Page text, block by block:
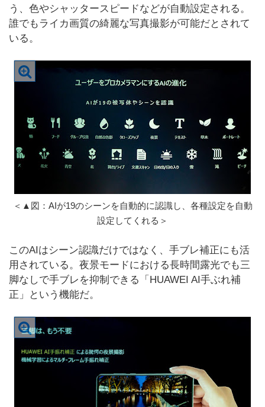
う、色やシャッタースピードなどが自動設定される。
誰でもライカ画質の綺麗な写真撮影が可能だとされて
いる。
＜▲図：AIが19のシーンを自動的に認識し、各種設定を自動
設定してくれる＞
このAIはシーン認識だけではなく、手ブレ補正にも活
用されている。夜景モードにおける長時間露光でも三
脚なしで手ブレを抑制できる「HUAWEI AI手ぶれ補
正」という機能だ。